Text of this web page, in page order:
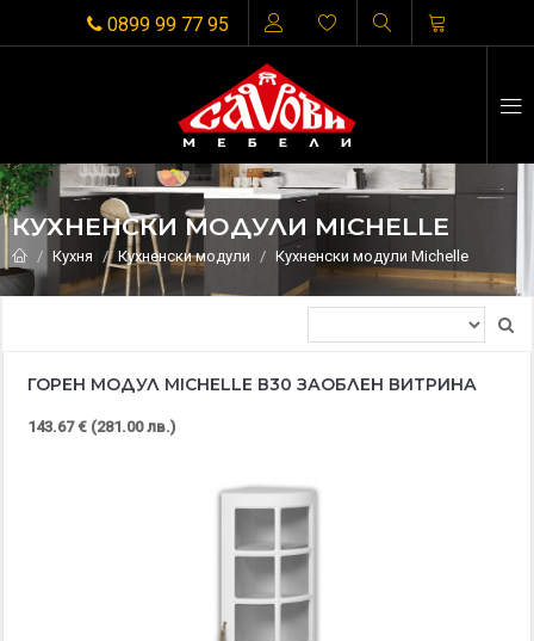
0899 99 77 95
КУХНЕНСКИ МОДУЛИ MICHELLE
Кухня Кухненски модули Кухненски модули Michelle
ГОРЕН МОДУЛ MICHELLE В30 ЗАОБЛЕН ВИТРИНА
143.67 € (281.00 лв.)